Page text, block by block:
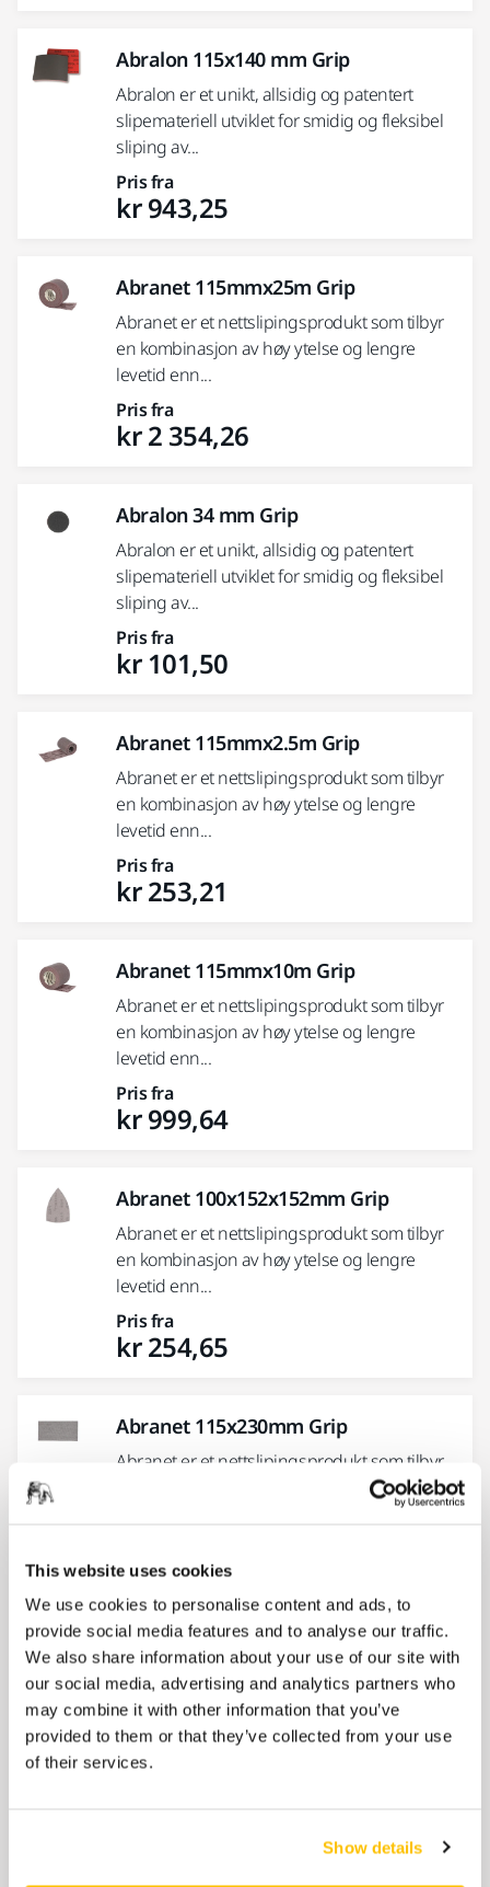
This website uses cookies
We use cookies to personalise content and ads, to
provide social media features and to analyse our traffic.
We also share information about your use of our site with
our social media, advertising and analytics partners who
may combine it with other information that you’ve
provided to them or that they’ve collected from your use
of their services.
Show details
Abralon 115x140 mm Grip
Abralon er et unikt, allsidig og patentert
slipemateriell utviklet for smidig og fleksibel
sliping av...
Pris fra
kr 943,25
Abranet 115mmx25m Grip
Abranet er et nettslipingsprodukt som tilbyr
en kombinasjon av høy ytelse og lengre
levetid enn...
Pris fra
kr 2 354,26
Abralon 34 mm Grip
Abralon er et unikt, allsidig og patentert
slipemateriell utviklet for smidig og fleksibel
sliping av...
Pris fra
kr 101,50
Abranet 115mmx2.5m Grip
Abranet er et nettslipingsprodukt som tilbyr
en kombinasjon av høy ytelse og lengre
levetid enn...
Pris fra
kr 253,21
Abranet 115mmx10m Grip
Abranet er et nettslipingsprodukt som tilbyr
en kombinasjon av høy ytelse og lengre
levetid enn...
Pris fra
kr 999,64
Abranet 100x152x152mm Grip
Abranet er et nettslipingsprodukt som tilbyr
en kombinasjon av høy ytelse og lengre
levetid enn...
Pris fra
kr 254,65
Abranet 115x230mm Grip
Abranet er et nettslipingsprodukt som tilbyr
en kombinasjon av høy ytelse og lengre
kr 1 096,86
Abralon J3 77mm Grip
Abralon J3 er en multifunksjonell Abralon
sliperondell for ultrafin overflatebehandling
for både glatte og profilerte...
Pris fra
Abralon J5 150mm Grip